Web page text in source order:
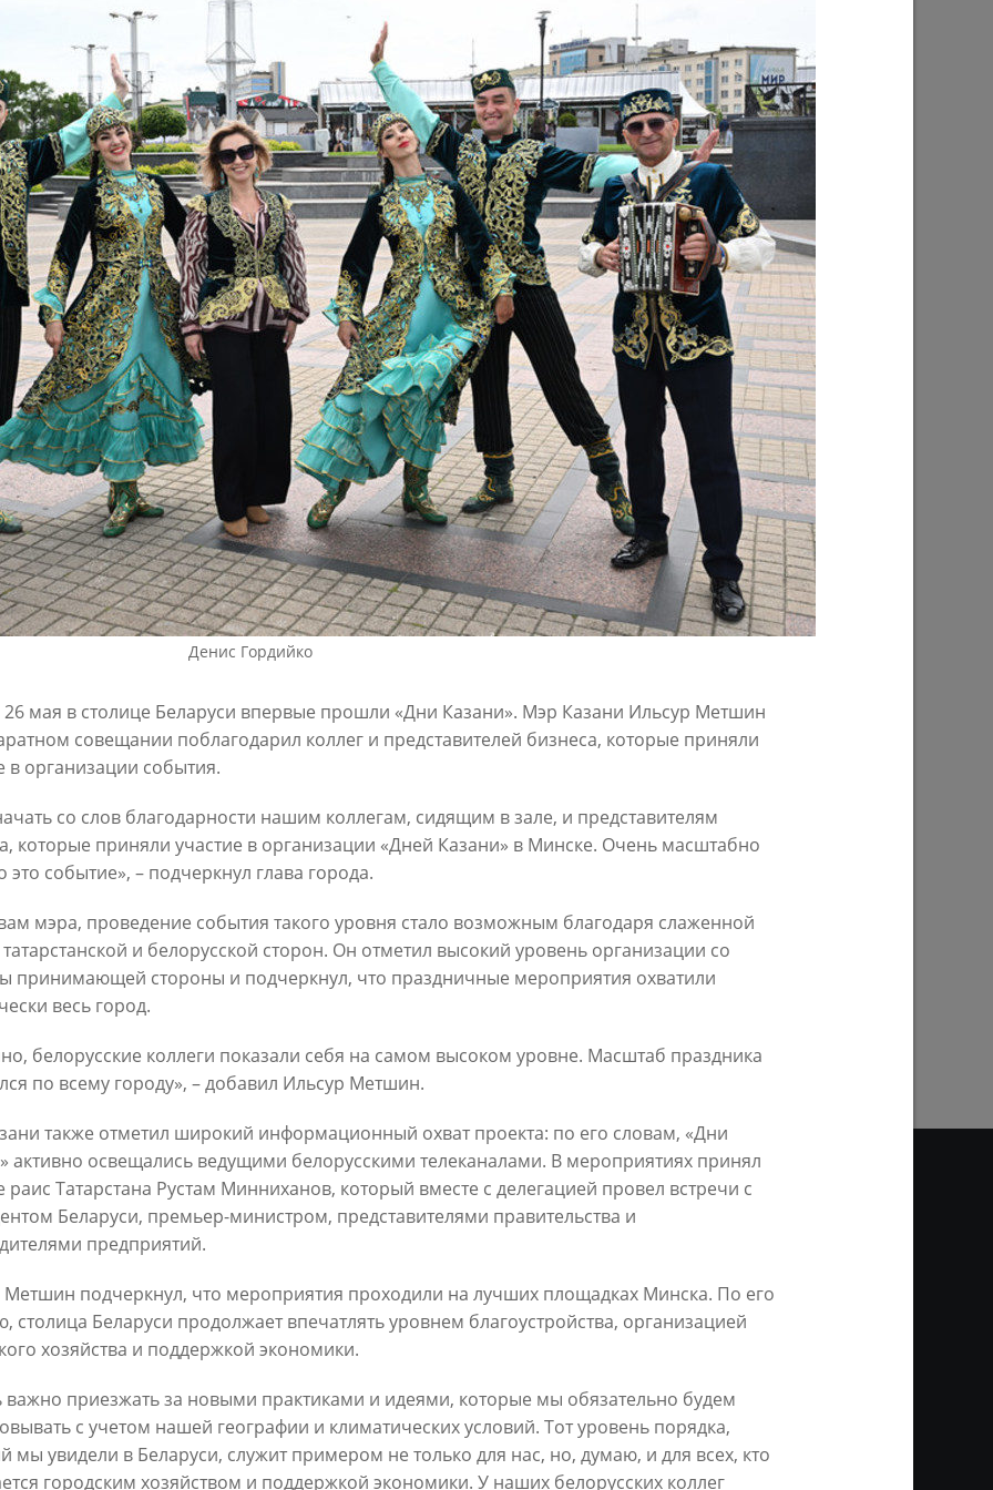
«Мы начали
инфраструктуру
для многодетных семей»
В Казани выбрали лучшего
общественного воспитателя 2026 года
03/08/2026
Ильсур Метшин: «Надеюсь, парковый
вандализм скоро уйдет в прошлое»
03/08/2026
волне» в Казани выступят
Николай Расторгуев,
Филипп Киркоров
И.Метшин: «В Салават Купере
строится один из самых больших
инклюзивных центров «Доброй
Казани»»
30/07/2026
Ильсур Метшин о строительстве
Центра спорта «Физра»: «Сюда
хочется прийти после работы и
заняться спортом»
29/07/2026
«Общее количество
выездов в день – это все
много»
27/07/2026
строительство пунктов приема
вторсырья
Денис Гордийко
26 мая в столице Беларуси впервые прошли «Дни Казани». Мэр Казани Ильсур Метшин
совещании поблагодарил коллег и представителей бизнеса, которые приняли
в организации события.
со слов благодарности нашим коллегам, сидящим в зале, и представителям
которые приняли участие в организации «Дней Казани» в Минске. Очень масштабно
событие», – подчеркнул глава города.
мэра, проведение события такого уровня стало возможным благодаря слаженной
и белорусской сторон. Он отметил высокий уровень организации со
принимающей стороны и подчеркнул, что праздничные мероприятия охватили
весь город.
белорусские коллеги показали себя на самом высоком уровне. Масштаб праздника
по всему городу», – добавил Ильсур Метшин.
также отметил широкий информационный охват проекта: по его словам, «Дни
активно освещались ведущими белорусскими телеканалами. В мероприятиях принял
раис Татарстана Рустам Минниханов, который вместе с делегацией провел встречи с
Беларуси, премьер-министром, представителями правительства и
предприятий.
Метшин подчеркнул, что мероприятия проходили на лучших площадках Минска. По его
столица Беларуси продолжает впечатлять уровнем благоустройства, организацией
хозяйства и поддержкой экономики.
важно приезжать за новыми практиками и идеями, которые мы обязательно будем
с учетом нашей географии и климатических условий. Тот уровень порядка,
мы увидели в Беларуси, служит примером не только для нас, но, думаю, и для всех, кто
городским хозяйством и поддержкой экономики. У наших белорусских коллег
Официальный сайт Мэра Казани
ЛИЦА НОВОСТИ
наполнение и сопровождение сайта Мэра Казани является информационное агентство «Город
сайта Мэра Казани могут быть воспроизведены в любых средствах массовой информации, на серверах
иных носителях без каких-либо ограничений по объему и срокам публикации. Условием перепечатки и
на первоисточник (в случае копирования информации портала в сети Интернет - интерактивная
Мэрии Казани не требуется.
МЭРИЯ КАЗАНИ ИНТЕРНЕТ-ПРИЕМНАЯ